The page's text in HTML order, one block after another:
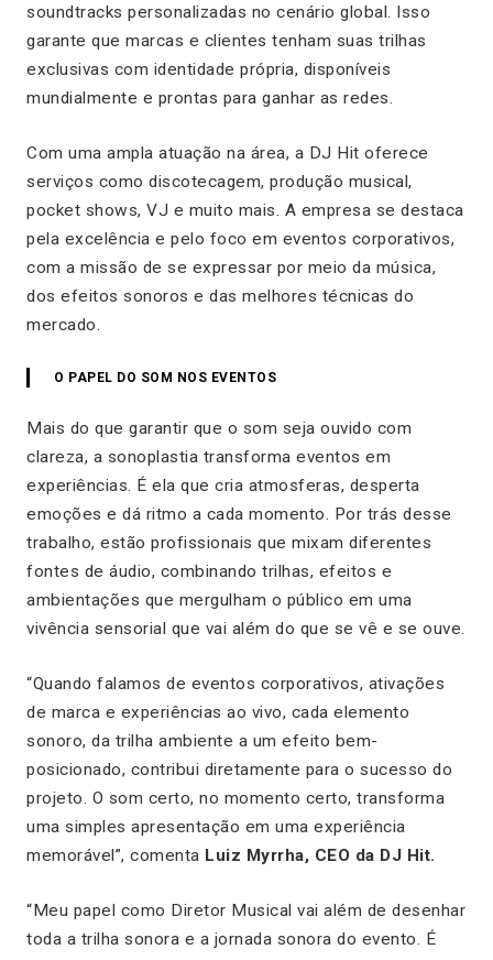
soundtracks personalizadas no cenário global. Isso
garante que marcas e clientes tenham suas trilhas
exclusivas com identidade própria, disponíveis
mundialmente e prontas para ganhar as redes.
Com uma ampla atuação na área, a DJ Hit oferece
serviços como discotecagem, produção musical,
pocket shows, VJ e muito mais. A empresa se destaca
pela excelência e pelo foco em eventos corporativos,
com a missão de se expressar por meio da música,
dos efeitos sonoros e das melhores técnicas do
mercado.
O PAPEL DO SOM NOS EVENTOS
Mais do que garantir que o som seja ouvido com
clareza, a sonoplastia transforma eventos em
experiências. É ela que cria atmosferas, desperta
emoções e dá ritmo a cada momento. Por trás desse
trabalho, estão profissionais que mixam diferentes
fontes de áudio, combinando trilhas, efeitos e
ambientações que mergulham o público em uma
vivência sensorial que vai além do que se vê e se ouve.
“Quando falamos de eventos corporativos, ativações
de marca e experiências ao vivo, cada elemento
sonoro, da trilha ambiente a um efeito bem-
posicionado, contribui diretamente para o sucesso do
projeto. O som certo, no momento certo, transforma
uma simples apresentação em uma experiência
memorável”, comenta Luiz Myrrha, CEO da DJ Hit.
“Meu papel como Diretor Musical vai além de desenhar
toda a trilha sonora e a jornada sonora do evento. É